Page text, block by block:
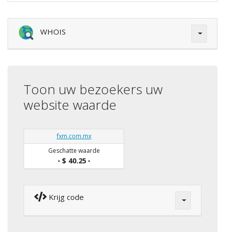
WHOIS
Toon uw bezoekers uw
website waarde
fxm.com.mx
Geschatte waarde
• $ 40.25 •
Krijg code